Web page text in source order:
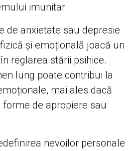
imunitar.
de anxietate sau depresie
și emoțională joacă un
reglarea stării psihice.
lung poate contribui la
mai ales dacă
de apropiere sau
nevoilor personale